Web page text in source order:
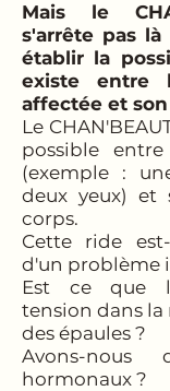
Mais le
s'arrête pas
établir la
existe entre
affectée et
Le
possible
(exemple :
deux yeux) et
corps.
Cette ride
d'un problème
Est ce que
tension dans la
des épaules ?
Avons-nous
hormonaux ?